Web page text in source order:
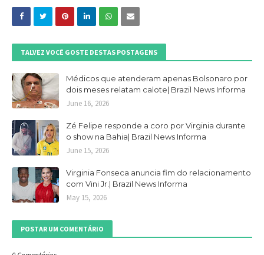
TALVEZ VOCÊ GOSTE DESTAS POSTAGENS
Médicos que atenderam apenas Bolsonaro por
dois meses relatam calote| Brazil News Informa
June 16, 2026
Zé Felipe responde a coro por Virginia durante
o show na Bahia| Brazil News Informa
June 15, 2026
Virginia Fonseca anuncia fim do relacionamento
com Vini Jr.| Brazil News Informa
May 15, 2026
POSTAR UM COMENTÁRIO